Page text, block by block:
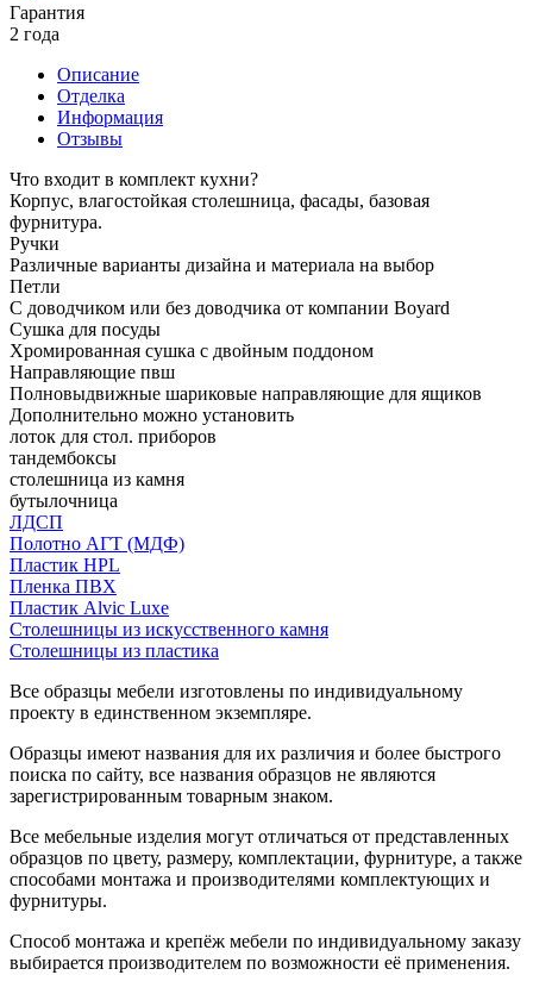
Гарантия
2 года
Описание
Отделка
Информация
Отзывы
Что входит в комплект кухни?
Корпус, влагостойкая столешница, фасады, базовая
фурнитура.
Ручки
Различные варианты дизайна и материала на выбор
Петли
С доводчиком или без доводчика от компании Boyard
Сушка для посуды
Хромированная сушка с двойным поддоном
Направляющие пвш
Полновыдвижные шариковые направляющие для ящиков
Дополнительно можно установить
лоток для стол. приборов
тандембоксы
столешница из камня
бутылочница
ЛДСП
Полотно АГТ (МДФ)
Пластик HPL
Пленка ПВХ
Пластик Alvic Luxe
Столешницы из искусственного камня
Столешницы из пластика
Все образцы мебели изготовлены по индивидуальному
проекту в единственном экземпляре.
Образцы имеют названия для их различия и более быстрого
поиска по сайту, все названия образцов не являются
зарегистрированным товарным знаком.
Все мебельные изделия могут отличаться от представленных
образцов по цвету, размеру, комплектации, фурнитуре, а также
способами монтажа и производителями комплектующих и
фурнитуры.
Способ монтажа и крепёж мебели по индивидуальному заказу
выбирается производителем по возможности её применения.